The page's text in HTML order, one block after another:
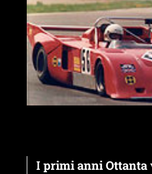
Iprimi anni Ottanta